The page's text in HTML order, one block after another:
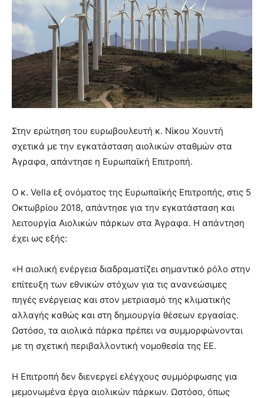
Στην ερώτηση του ευρωβουλευτή κ. Νίκου Χουντή
σχετικά με την εγκατάσταση αιολικών σταθμών στα
Άγραφα, απάντησε η Ευρωπαϊκή Επιτροπή.
Ο κ. Vella εξ ονόματος της Ευρωπαϊκής Επιτροπής, στις 5
Οκτωβρίου 2018, απάντησε για την εγκατάσταση και
λειτουργία Αιολικών πάρκων στα Άγραφα. Η απάντηση
έχει ως εξής:
«Η αιολική ενέργεια διαδραματίζει σημαντικό ρόλο στην
επίτευξη των εθνικών στόχων για τις ανανεώσιμες
πηγές ενέργειας και στον μετριασμό της κλιματικής
αλλαγής καθώς και στη δημιουργία θέσεων εργασίας.
Ωστόσο, τα αιολικά πάρκα πρέπει να συμμορφώνονται
με τη σχετική περιβαλλοντική νομοθεσία της ΕΕ.
Η Επιτροπή δεν διενεργεί ελέγχους συμμόρφωσης για
μεμονωμένα έργα αιολικών πάρκων. Ωστόσο, όπως